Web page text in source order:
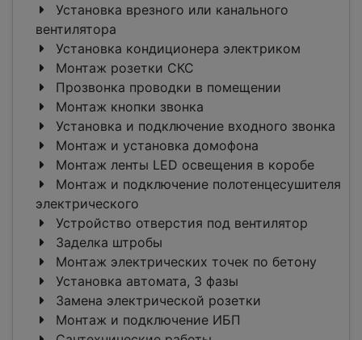
Установка врезного или канального
вентилятора
Установка кондиционера электриком
Монтаж розетки СКС
Прозвонка проводки в помещении
Монтаж кнопки звонка
Установка и подключение входного звонка
Монтаж и установка домофона
Монтаж ленты LED освещения в коробе
Монтаж и подключение полотенцесушителя
электрического
Устройство отверстия под вентилятор
Заделка штробы
Монтаж электрических точек по бетону
Установка автомата, 3 фазы
Замена электрической розетки
Монтаж и подключение ИБП